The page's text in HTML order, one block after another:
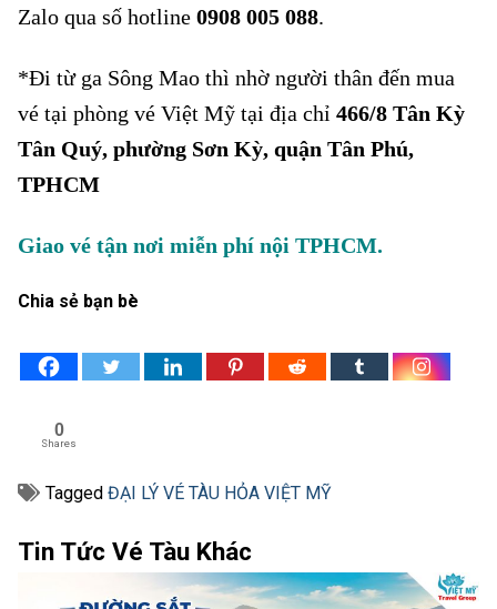
Zalo qua số hotline 0908 005 088.
*Đi từ ga Sông Mao thì nhờ người thân đến mua
vé tại phòng vé Việt Mỹ tại địa chỉ 466/8 Tân Kỳ
Tân Quý, phường Sơn Kỳ, quận Tân Phú,
TPHCM
Giao vé tận nơi miễn phí nội TPHCM.
Chia sẻ bạn bè
0
Shares
Tagged ĐẠI LÝ VÉ TÀU HỎA VIỆT MỸ
Tin Tức Vé Tàu Khác